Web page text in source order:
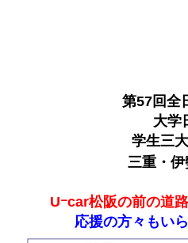
第57回全
大学
学生三
三重・
Uｰcar松阪の前の道
応援の方々もい